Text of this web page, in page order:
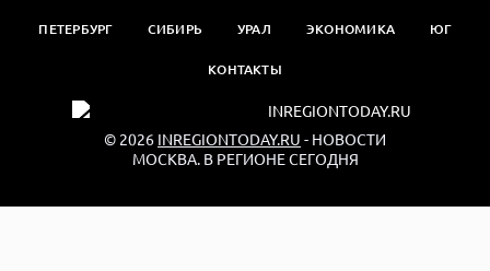
ПЕТЕРБУРГ СИБИРЬ УРАЛ ЭКОНОМИКА ЮГ
КОНТАКТЫ
© 2026 INREGIONTODAY.RU - НОВОСТИ
МОСКВА. В РЕГИОНЕ СЕГОДНЯ